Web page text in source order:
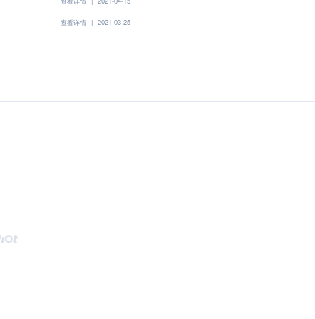
查看详情 | 2021-03-25